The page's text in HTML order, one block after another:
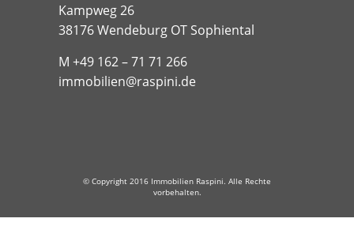
Kampweg 26
38176 Wendeburg OT Sophiental
M +49 162 – 71 71 266
immobilien@raspini.de
© Copyright 2016 Immobilien Raspini. Alle Rechte
vorbehalten.